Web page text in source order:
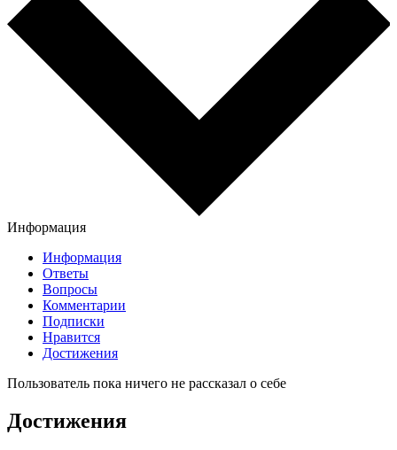
Информация
Информация
Ответы
Вопросы
Комментарии
Подписки
Нравится
Достижения
Пользователь пока ничего не рассказал о себе
Достижения